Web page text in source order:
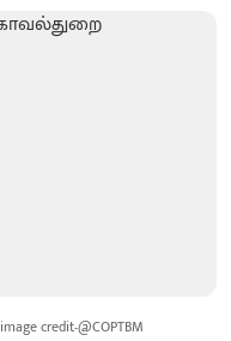
image credit-@COPTBM